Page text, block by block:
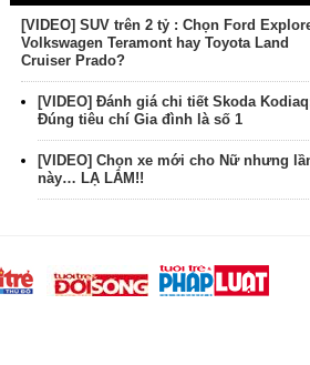
[VIDEO] SUV trên 2 tỷ : Chọn Ford
Volkswagen Teramont hay Toyota Land
Cruiser Prado?
[VIDEO] Đánh giá chi tiết Skoda
Đúng tiêu chí Gia đình là số 1
[VIDEO] Chọn xe mới cho Nữ nhưng
này… LẠ LẮM!!